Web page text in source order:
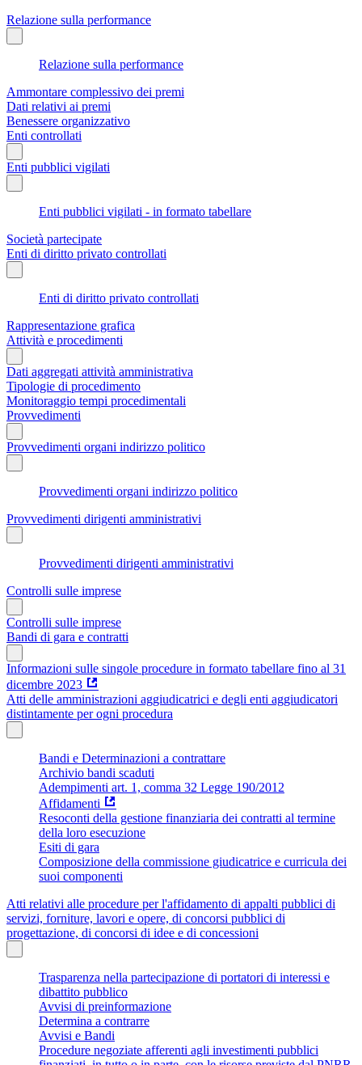
Relazione sulla performance
Relazione sulla performance
Ammontare complessivo dei premi
Dati relativi ai premi
Benessere organizzativo
Enti controllati
Enti pubblici vigilati
Enti pubblici vigilati - in formato tabellare
Società partecipate
Enti di diritto privato controllati
Enti di diritto privato controllati
Rappresentazione grafica
Attività e procedimenti
Dati aggregati attività amministrativa
Tipologie di procedimento
Monitoraggio tempi procedimentali
Provvedimenti
Provvedimenti organi indirizzo politico
Provvedimenti organi indirizzo politico
Provvedimenti dirigenti amministrativi
Provvedimenti dirigenti amministrativi
Controlli sulle imprese
Controlli sulle imprese
Bandi di gara e contratti
Informazioni sulle singole procedure in formato tabellare fino al 31
dicembre 2023
Atti delle amministrazioni aggiudicatrici e degli enti aggiudicatori
distintamente per ogni procedura
Bandi e Determinazioni a contrattare
Archivio bandi scaduti
Adempimenti art. 1, comma 32 Legge 190/2012
Affidamenti
Resoconti della gestione finanziaria dei contratti al termine
della loro esecuzione
Esiti di gara
Composizione della commissione giudicatrice e curricula dei
suoi componenti
Atti relativi alle procedure per l'affidamento di appalti pubblici di
servizi, forniture, lavori e opere, di concorsi pubblici di
progettazione, di concorsi di idee e di concessioni
Trasparenza nella partecipazione di portatori di interessi e
dibattito pubblico
Avvisi di preinformazione
Determina a contrarre
Avvisi e Bandi
Procedure negoziate afferenti agli investimenti pubblici